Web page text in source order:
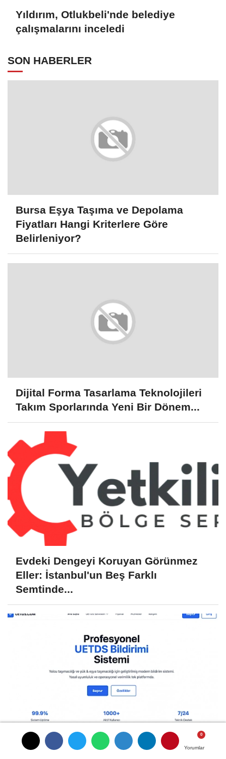
Yorumlar
Yorumlar
Yıldırım, Otlukbeli'nde belediye
çalışmalarını inceledi
SON HABERLER
Bursa Eşya Taşıma ve Depolama
Fiyatları Hangi Kriterlere Göre
Belirleniyor?
Dijital Forma Tasarlama Teknolojileri
Takım Sporlarında Yeni Bir Dönem...
Evdeki Dengeyi Koruyan Görünmez
Eller: İstanbul'un Beş Farklı
Semtinde...
UETDS Bildirimlerinde Zaman Kaybı
Yorumlar